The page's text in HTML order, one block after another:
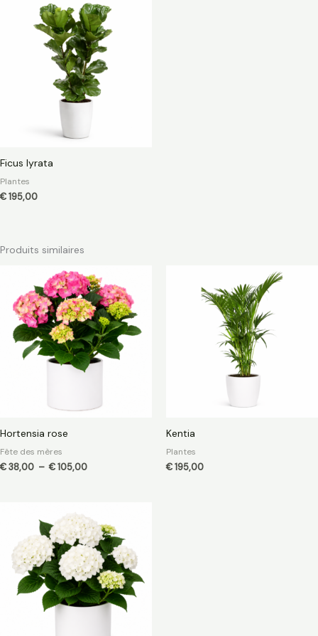
Ficus lyrata
Plantes
€195,00
Produits similaires
Hortensia rose
Fête des mères
€38,00 – €105,00
de
prix :
€ 38,00
à
€ 105,00
Kentia
Plantes
€195,00
de
prix :
€ 38,00
€ 105,00